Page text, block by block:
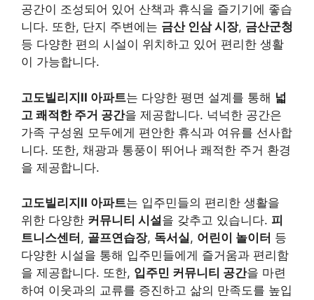
공간이 조성되어 있어 산책과 휴식을 즐기기에 좋습
니다. 또한, 단지 주변에는 금산 인삼 시장, 금산군청
등 다양한 편의 시설이 위치하고 있어 편리한 생활
이 가능합니다.
고도빌리지II 아파트는 다양한 평면 설계를 통해 넓
고 쾌적한 주거 공간을 제공합니다. 넉넉한 공간은
가족 구성원 모두에게 편안한 휴식과 여유를 선사합
니다. 또한, 채광과 통풍이 뛰어나 쾌적한 주거 환경
을 제공합니다.
고도빌리지II 아파트는 입주민들의 편리한 생활을
위한 다양한 커뮤니티 시설을 갖추고 있습니다. 피
트니스센터 , 골프연습장, 독서실, 어린이 놀이터 등
다양한 시설을 통해 입주민들에게 즐거움과 편리함
을 제공합니다. 또한, 입주민 커뮤니티 공간을 마련
하여 이웃과의 교류를 증진하고 삶의 만족도를 높입